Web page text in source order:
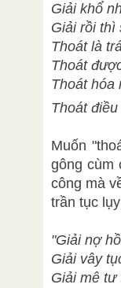
Giải khổ
Giải rồi thì
Thoát là
Thoát
Thoát hóa
Thoát
Muốn
gông cùm
công mà
trần tục
"Giải nợ
Giải vây
Giải mê tư